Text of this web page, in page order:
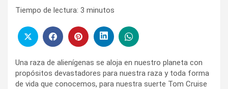
Tiempo de lectura: 3 minutos
Una raza de alienígenas se aloja en nuestro planeta con
propósitos devastadores para nuestra raza y toda forma
de vida que conocemos, para nuestra suerte Tom Cruise